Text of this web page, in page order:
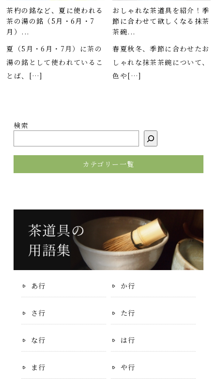
茶杓の銘など、夏に使われる
茶の湯の銘（5月・6月・7
月）...
夏（5月・6月・7月）に茶の
湯の銘として使われているこ
とば、[…]
おしゃれな茶道具を紹介！季
節に合わせて欲しくなる抹茶
茶碗...
春夏秋冬、季節に合わせたお
しゃれな抹茶茶碗について、
色や[…]
検索
カテゴリー一覧
あ行 か行
さ行 た行
な行 は行
ま行 や行